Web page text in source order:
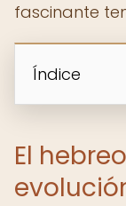
fascinante
Índice
El